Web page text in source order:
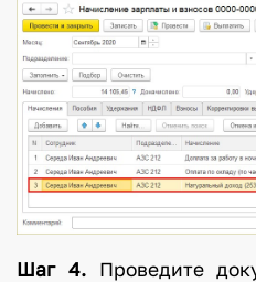
Шаг 4.Проведите